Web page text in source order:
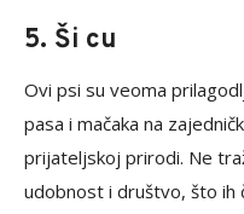
5. Ši cu
Ovi psi su veoma
pasa i mačaka na
prijateljskoj prirodi. Ne
udobnost i društvo, što ih